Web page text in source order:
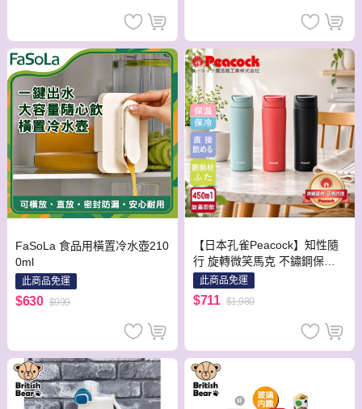
FaSoLa 食品用橫置冷水壺210
0ml
此商品免運
$630 $999
【日本孔雀Peacock】知性隨
行 旋轉微笑馬克 不鏽鋼保溫
杯-450ml(旋蓋即飲設計)隨機
色
此商品免運
$711 $1,980